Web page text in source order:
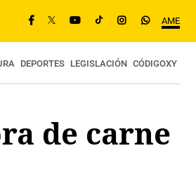
AME
DEPORTES LEGISLACIÓN CÓDIGOXY
de carne